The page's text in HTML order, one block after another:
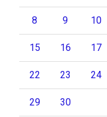
8 9 10
15 16 17
22 23 24
29 30